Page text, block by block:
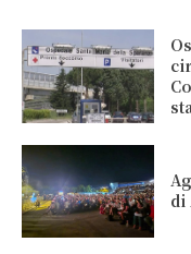
di